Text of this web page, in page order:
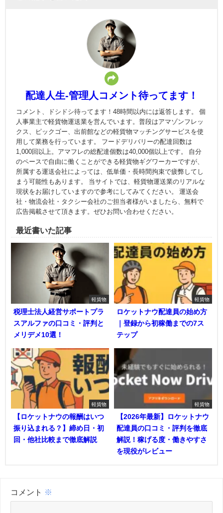
配達人生-管理人コメント待ってます！
コメント、ドシドシ待ってます！48時間以内には返答します。 個
人事業主で軽貨物運送業を営んでいます。普段はアマゾンフレッ
クス、ピックゴー、出前館などの軽貨物マッチングサービスを使
用して業務を行っています。 フードデリバリーの配達回数は
1,000回以上。アマフレの総配達個数は40,000個以上です。 自分
のペースで自由に働くことができる軽貨物ギグワーカーですが、
所属する運送会社によっては、低単価・長時間拘束で疲弊してし
まう可能性もあります。 当サイトでは、軽貨物運送業のリアルな
現状をお届けしていますので参考にしてみてください。 運送会
社・物流会社・タクシー会社のご担当者様がいましたら、無料で
広告掲載させて頂きます。ぜひお問い合わせください。
最近書いた記事
軽貨物
税理士法人経営サポートプラ
スアルファの口コミ・評判と
メリデメ10選！
軽貨物
ロケットナウ配達員の始め方
｜登録から初稼働までの7ス
テップ
軽貨物
【ロケットナウの報酬はいつ
振り込まれる？】締め日・初
回・他社比較まで徹底解説
軽貨物
【2026年最新】ロケットナウ
配達員の口コミ・評判を徹底
解説！稼げる度・働きやすさ
を現役がレビュー
コメント ※